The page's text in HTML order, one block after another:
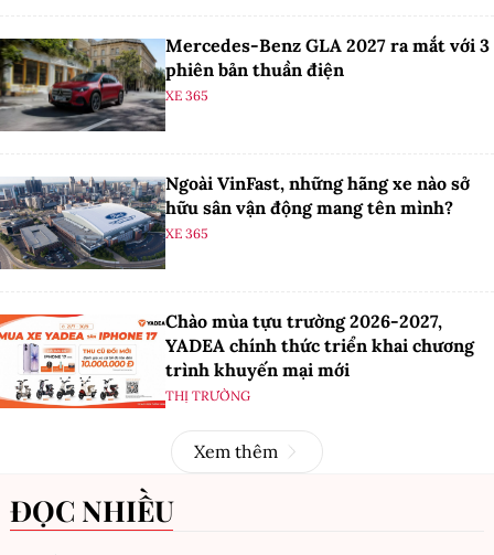
Mercedes-Benz GLA 2027 ra mắt với 3
phiên bản thuần điện
XE 365
Ngoài VinFast, những hãng xe nào sở
hữu sân vận động mang tên mình?
XE 365
Chào mùa tựu trường 2026-2027,
YADEA chính thức triển khai chương
trình khuyến mại mới
THỊ TRƯỜNG
Xem thêm
ĐỌC NHIỀU